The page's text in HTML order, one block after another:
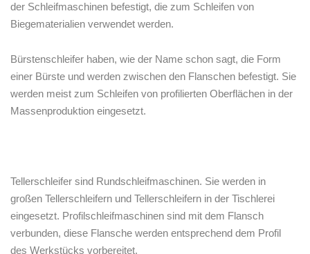
der Schleifmaschinen befestigt, die zum Schleifen von
Biegematerialien verwendet werden.
Bürstenschleifer haben, wie der Name schon sagt, die Form
einer Bürste und werden zwischen den Flanschen befestigt. Sie
werden meist zum Schleifen von profilierten Oberflächen in der
Massenproduktion eingesetzt.
Tellerschleifer sind Rundschleifmaschinen. Sie werden in
großen Tellerschleifern und Tellerschleifern in der Tischlerei
eingesetzt. Profilschleifmaschinen sind mit dem Flansch
verbunden, diese Flansche werden entsprechend dem Profil
des Werkstücks vorbereitet.